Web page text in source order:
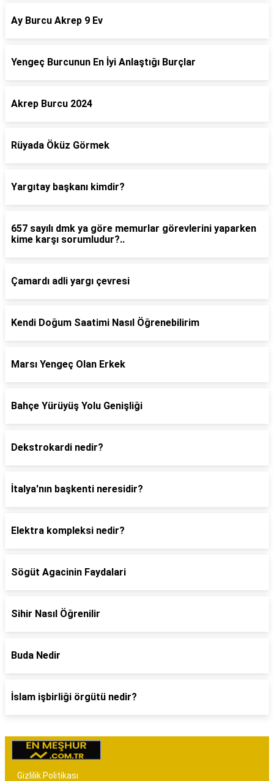
Ay Burcu Akrep 9 Ev
Yengeç Burcunun En İyi Anlaştığı Burçlar
Akrep Burcu 2024
Rüyada Öküz Görmek
Yargıtay başkanı kimdir?
657 sayılı dmk ya göre memurlar görevlerini yaparken
kime karşı sorumludur?..
Çamardı adli yargı çevresi
Kendi Doğum Saatimi Nasıl Öğrenebilirim
Marsı Yengeç Olan Erkek
Bahçe Yürüyüş Yolu Genişliği
Dekstrokardi nedir?
İtalya'nın başkenti neresidir?
Elektra kompleksi nedir?
Sögüt Agacinin Faydalari
Sihir Nasıl Öğrenilir
Buda Nedir
İslam işbirliği örgütü nedir?
Gizlilik Politikası